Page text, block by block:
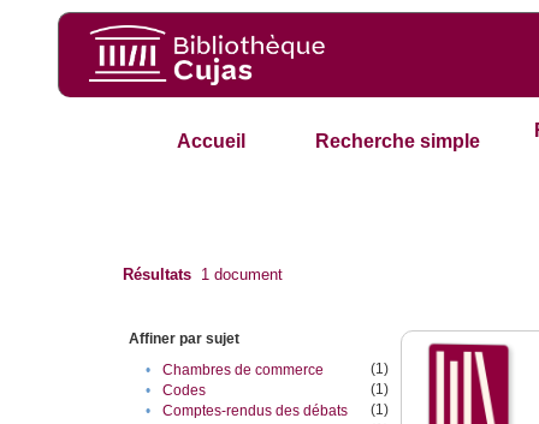
Accueil Recherche simple
Résultats 1 document
Affiner par sujet
•
Chambres de commerce
(1)
•
Codes
(1)
•
Comptes-rendus des débats
(1)